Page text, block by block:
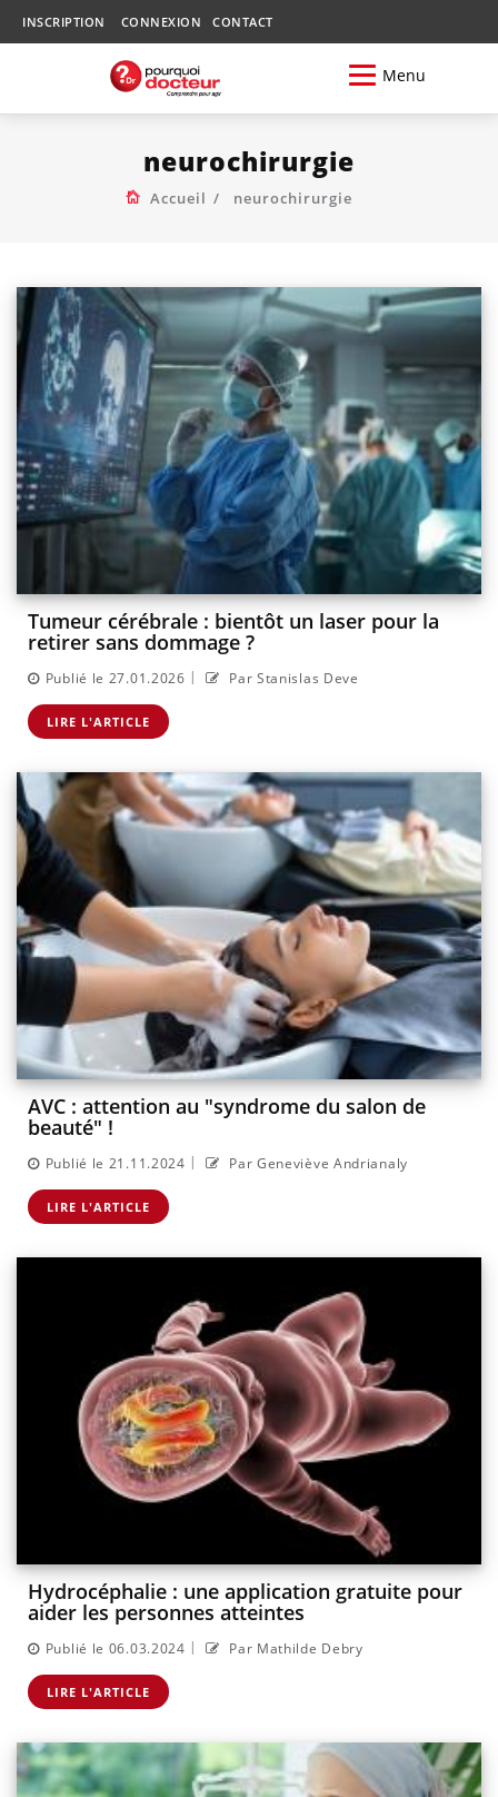
INSCRIPTION CONNEXION CONTACT
Menu
neurochirurgie
Accueil neurochirurgie
Tumeur cérébrale : bientôt un laser pour la
retirer sans dommage ?
Publié le 27.01.2026 | Par Stanislas Deve
LIRE L'ARTICLE
AVC : attention au "syndrome du salon de
beauté" !
Publié le 21.11.2024 | Par Geneviève Andrianaly
LIRE L'ARTICLE
Hydrocéphalie : une application gratuite pour
aider les personnes atteintes
Publié le 06.03.2024 | Par Mathilde Debry
LIRE L'ARTICLE